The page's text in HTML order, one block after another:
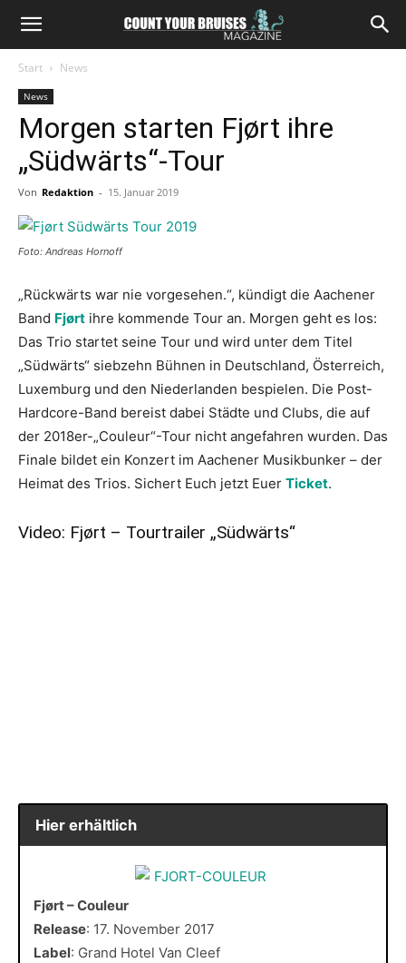
Start News
News
Morgen starten Fjørt ihre
„Südwärts“-Tour
Von Redaktion - 15. Januar 2019
Foto: Andreas Hornoff
„Rückwärts war nie vorgesehen.“, kündigt die Aachener
Band Fjørt ihre kommende Tour an. Morgen geht es los:
Das Trio startet seine Tour und wird unter dem Titel
„Südwärts“ siebzehn Bühnen in Deutschland, Österreich,
Luxemburg und den Niederlanden bespielen. Die Post-
Hardcore-Band bereist dabei Städte und Clubs, die auf
der 2018er-„Couleur“-Tour nicht angefahren wurden. Das
Finale bildet ein Konzert im Aachener Musikbunker – der
Heimat des Trios. Sichert Euch jetzt Euer Ticket.
Video: Fjørt – Tourtrailer „Südwärts“
Hier erhältlich
Fjørt – Couleur
Release: 17. November 2017
Label: Grand Hotel Van Cleef